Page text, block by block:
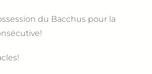
du Bacchus pour la